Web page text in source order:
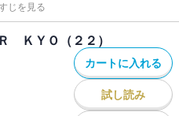
じを見る
ＫＹＯ（２２）
カートに入れる
試し読み